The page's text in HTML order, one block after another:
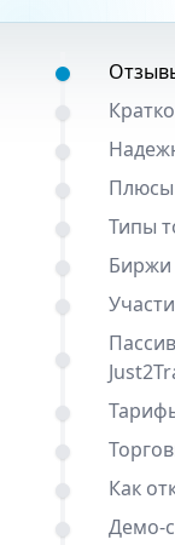
Плюсы
Типы
Биржи
Как
Демо-